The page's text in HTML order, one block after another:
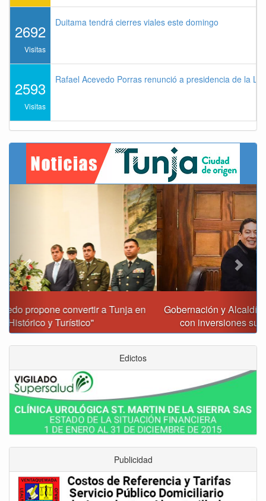
2692
Visitas
Duitama tendrá cierres viales este domingo
2593
Visitas
Rafael Acevedo Porras renunció a presidencia de la
Gobernación y Alcaldía de Tunja revisan 120 proyectos
con inversiones superiores a $385.000 millones
Next
Edictos
Publicidad